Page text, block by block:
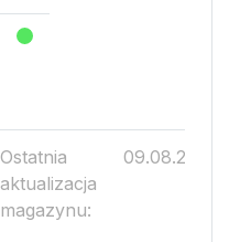
Ostatnia
aktualizacja
magazynu:
09.08.2026